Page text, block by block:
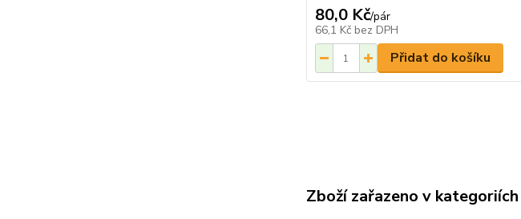
80,0 Kč/pár
66,1 Kč bez DPH
Přidat do košíku
Zboží zařazeno v kategoriích